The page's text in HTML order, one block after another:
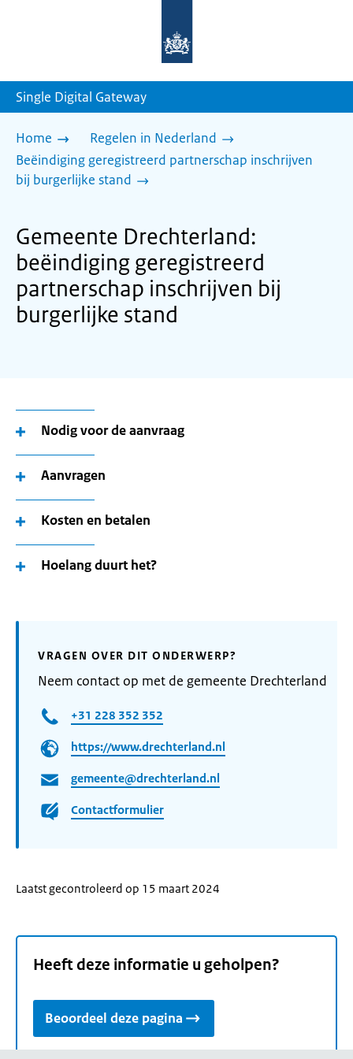
homepage
Single Digital Gateway
Home
Regelen in Nederland
Beëindiging geregistreerd partnerschap inschrijven
bij burgerlijke stand
Gemeente Drechterland:
beëindiging geregistreerd
partnerschap inschrijven bij
burgerlijke stand
Nodig voor de aanvraag
Aanvragen
Kosten en betalen
Hoelang duurt het?
VRAGEN OVER DIT ONDERWERP?
Neem contact op met de gemeente Drechterland
+31 228 352 352
https://www.drechterland.nl
gemeente@drechterland.nl
Contactformulier
Laatst gecontroleerd op 15 maart 2024
Heeft deze informatie u geholpen?
Beoordeel deze pagina